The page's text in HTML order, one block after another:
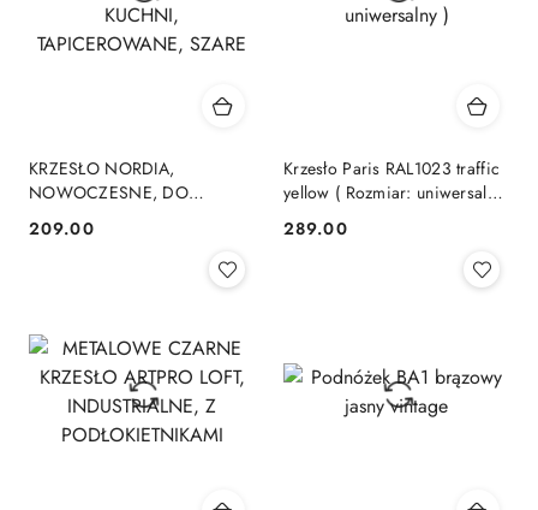
KRZESŁO NORDIA,
NOWOCZESNE, DO
TAPICEROWANE, SZARE
Cena:
209.00
Krzesło Paris RAL1023 traffic
yellow ( Rozmiar: uniwersalny
Cena:
289.00